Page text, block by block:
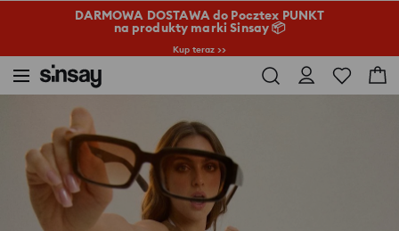
DARMOWA DOSTAWA do Pocztex PUNKT
na produkty marki Sinsay 📦
Kup teraz >>
Kobieta
Chodaki z paskiem na pięcie i kwiatowymi aplikacjami